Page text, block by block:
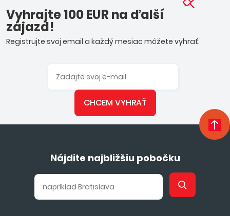
Vyhrajte 100 EUR na ďalší
zájazd!
Registrujte svoj email a každý mesiac môžete vyhrať.
CHCEM VYHRAŤ
Nájdite najbližšiu pobočku